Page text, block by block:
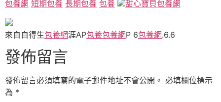
包養網 短期包養 長期包養 包養 甜心寶貝包養網
來自自得生包養網涯AP包養包養網P 6包養網.6.6
發佈留言
發佈留言必須填寫的電子郵件地址不會公開。 必填欄位標示
為 *